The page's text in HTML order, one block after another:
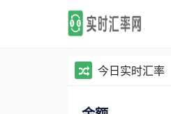
今日实时汇率